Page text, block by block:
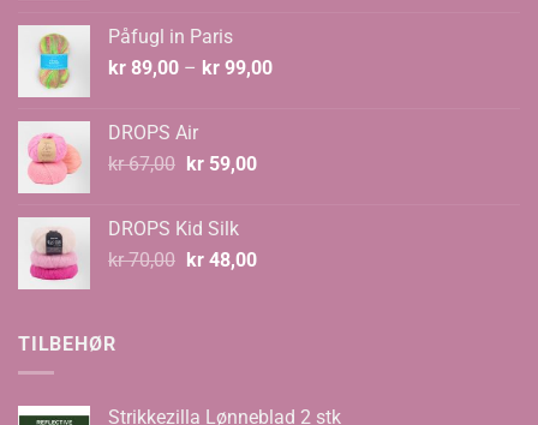
kr 129,00.
Påfugl in Paris
kr 89,00 – kr 99,00Prisområde:
DROPS Air
kr67,00 Opprinnelig
kr 67,00.
kr59,00Nåværende
DROPS Kid Silk
kr70,00 Opprinnelig
kr48,00Nåværende
TILBEHØR
Strikkezilla Lønneblad 2 stk